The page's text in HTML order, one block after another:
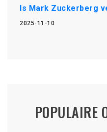
Is Mark Zuckerberg
2025-11-10
POPULAIRE